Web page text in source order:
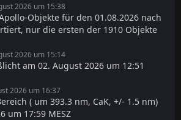
2026 um 15:38
Objekte für den 01.08.2026 nach
nur die ersten der 1910 Objekte
2026 um 15:14
am 02. August 2026 um 12:51
2026 um 16:37
( um 393.3 nm, CaK, +/- 1.5 nm)
um 17:59 MESZ